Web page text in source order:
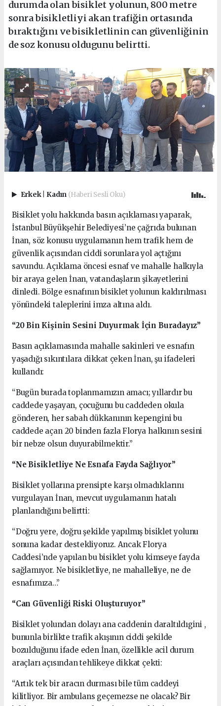
durumda olan bisiklet yolunun, 800 metre
sonra bisikletliyi akan trafiğin ortasında
bıraktığını ve bisikletlinin can güvenliğinin
de soz konusu oldugunu belirtti.
Erkek Kadın (Haberi Sesli Oku)
Bisiklet yolu hakkında basın açıklaması yaparak,
İstanbul Büyükşehir Belediyesi’ne çağrıda bulunan
İnan, söz konusu uygulamanın hem trafik hem de
güvenlik açısından ciddi sorunlara yol açtığını
savundu. Açıklama öncesi esnaf ve mahalle halkıyla
bir araya gelen İnan, vatandaşların şikayetlerini
dinledi. Bölge esnafının bisiklet yolunun kaldırılması
yönündeki taleplerini imza altına aldı.
“20 Bin Kişinin Sesini Duyurmak İçin Buradayız”
Basın açıklamasında mahalle sakinleri ve esnafın
yaşadığı sıkıntılara dikkat çeken İnan, şu ifadeleri
kullandı:
“Bugün burada toplanmamızın amacı; yıllardır bu
caddede yaşayan, çocuğunu bu caddeden okula
gönderen, her sabah dükkanının kepengini bu
caddede açan 20 binden fazla Florya halkının sesini
bir nebze olsun duyurabilmektir.”
“Ne Bisikletliye Ne Esnafa Fayda Sağlıyor”
Bisiklet yollarına prensipte karşı olmadıklarını
vurgulayan İnan, mevcut uygulamanın hatalı
planlandığını belirtti:
“Doğru yere, doğru şekilde yapılmış bisiklet yolunu
sonuna kadar destekliyoruz. Ancak Florya
Caddesi’nde yapılan bu bisiklet yolu kimseye fayda
sağlamıyor. Ne bisikletliye, ne mahalleliye, ne de
esnafımıza…”
“Can Güvenliği Riski Oluşturuyor”
Bisiklet yolundan dolayı ana caddenin daraltıldıgini ,
bununla birlikte trafik akışının ciddi şekilde
bozulduğunu ifade eden İnan, özellikle acil durum
araçları açısından tehlikeye dikkat çekti:
“Artık tek bir aracın durması bile tüm caddeyi
kilitliyor. Bir ambulans geçemezse ne olacak? Bir